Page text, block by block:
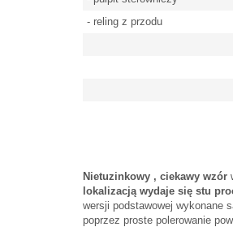
- reling z przodu
Nietuzinkowy , ciekawy wzór
lokalizacją wydaje się stu
wersji podstawowej wykonane
poprzez proste polerowanie